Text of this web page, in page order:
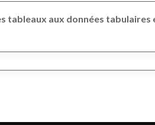
tableaux aux données tabulaires